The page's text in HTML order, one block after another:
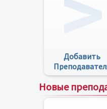
Добавить
Новые